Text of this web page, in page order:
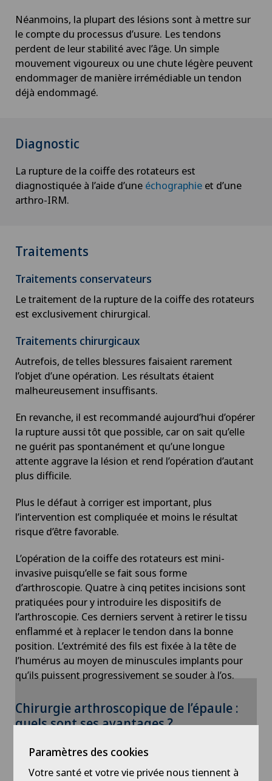
Néanmoins, la plupart des lésions sont à mettre sur
le compte du processus d’usure. Les tendons
perdent de leur stabilité avec l’âge. Un simple
mouvement vigoureux ou une chute légère peuvent
endommager de manière irrémédiable un tendon
déjà endommagé.
Diagnostic
La rupture de la coiffe des rotateurs est
diagnostiquée à l’aide d’une échographie et d’une
arthro-IRM.
Traitements
Traitements conservateurs
Le traitement de la rupture de la coiffe des rotateurs
est exclusivement chirurgical.
Traitements chirurgicaux
Autrefois, de telles blessures faisaient rarement
l’objet d’une opération. Les résultats étaient
malheureusement insuffisants.
En revanche, il est recommandé aujourd’hui d’opérer
la rupture aussi tôt que possible, car on sait qu’elle
ne guérit pas spontanément et qu’une longue
attente aggrave la lésion et rend l’opération d’autant
plus difficile.
Plus le défaut à corriger est important, plus
l’intervention est compliquée et moins le résultat
risque d’être favorable.
L’opération de la coiffe des rotateurs est mini-
invasive puisqu’elle se fait sous forme
d’arthroscopie. Quatre à cinq petites incisions sont
pratiquées pour y introduire les dispositifs de
l’arthroscopie. Ces derniers servent à retirer le tissu
enflammé et à replacer le tendon dans la bonne
position. L’extrémité des fils est fixée à la tête de
l’humérus au moyen de minuscules implants pour
qu’ils puissent progressivement se souder à l’os.
Chirurgie arthroscopique de l’épaule :
quels sont ses avantages ?
Pour pouvoir afficher ce contenu, vous devez
Veuillez activer l’option correspondante dans les
orthopédie et traumatologie
Paramètres des cookies
Votre santé et votre vie privée nous tiennent à